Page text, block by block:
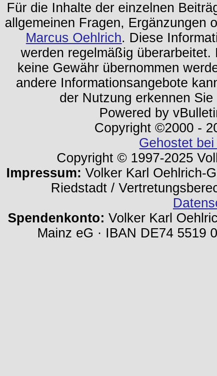
Für die Inhalte der einzelnen
allgemeinen Fragen, Ergänzungen
Marcus Oehlrich. Diese
werden regelmäßig
keine Gewähr übernommen
andere Informationsangebote
der Nutzung erkennen
Powered by
Copyright ©2000 -
Gehostet
Copyright © 1997-2025
Impressum: Volker Karl Oehlrich-
Riedstadt /
Spendenkonto: Volker Karl
Mainz eG · IBAN DE74 5519